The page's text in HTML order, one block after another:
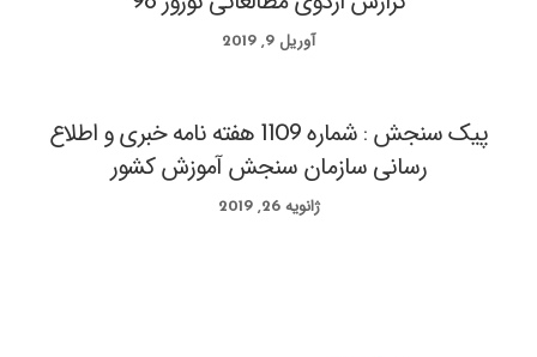
آوریل 9, 2019
پیک سنجش : شماره 1109 هفته نامه خبری و اطلاع
رسانی سازمان سنجش آموزش کشور
ژانویه 26, 2019